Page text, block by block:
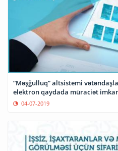
“Məşğulluq” altsistemi
elektron qaydada
04-07-2019